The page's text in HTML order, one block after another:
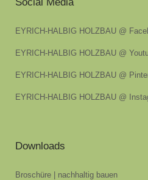
EYRICH-HALBIG HOLZBAU @
EYRICH-HALBIG HOLZBAU @
EYRICH-HALBIG HOLZBAU @
EYRICH-HALBIG HOLZBAU @
Downloads
Broschüre | nachhaltig bauen